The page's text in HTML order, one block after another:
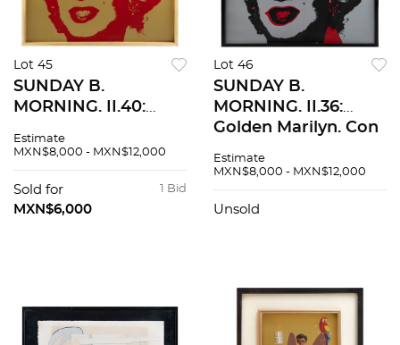
Lot 45
SUNDAY B.
MORNING. II.40:
sello. Serigrafía sin
x 89 cm medidas
totales
Estimate
MXN$8,000 - MXN$12,000
1 Bid
Sold for
MXN$6,000
Lot 46
SUNDAY B.
MORNING. II.36:
Golden Marilyn. Con
número de tiraje. 89
totales. Con
Estimate
MXN$8,000 - MXN$12,000
Unsold